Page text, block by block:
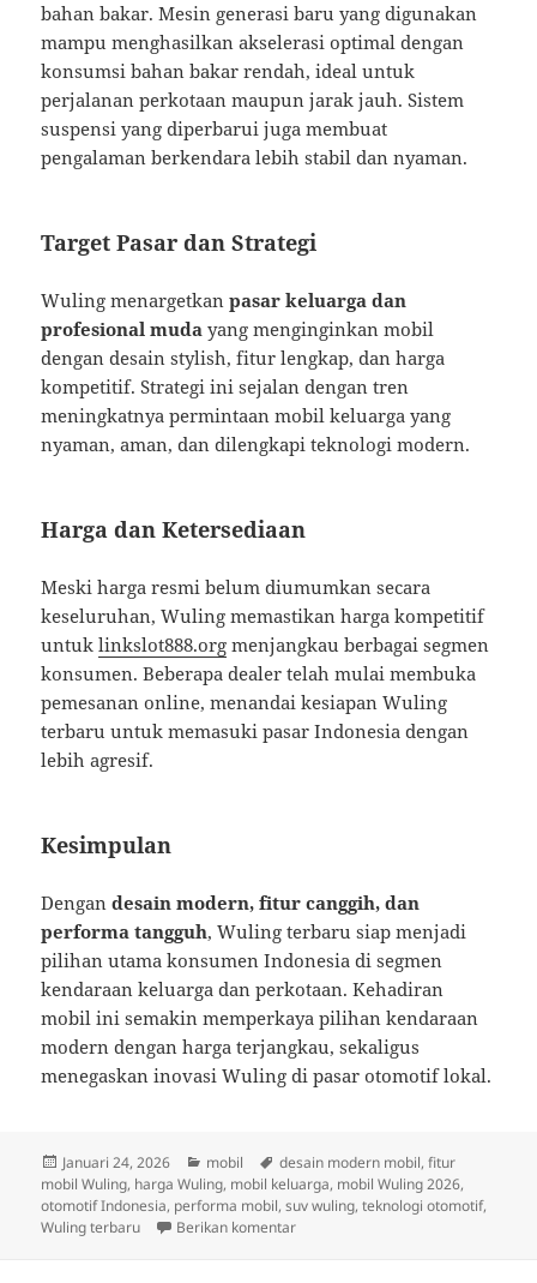
bahan bakar. Mesin generasi baru yang digunakan
mampu menghasilkan akselerasi optimal dengan
konsumsi bahan bakar rendah, ideal untuk
perjalanan perkotaan maupun jarak jauh. Sistem
suspensi yang diperbarui juga membuat
pengalaman berkendara lebih stabil dan nyaman.
Target Pasar dan Strategi
Wuling menargetkanpasar keluarga dan
profesional muda yang menginginkan mobil
dengan desain stylish, fitur lengkap, dan harga
kompetitif. Strategi ini sejalan dengan tren
meningkatnya permintaan mobil keluarga yang
nyaman, aman, dan dilengkapi teknologi modern.
Harga dan Ketersediaan
Meski harga resmi belum diumumkan secara
keseluruhan, Wuling memastikan harga kompetitif
untuklinkslot888.org menjangkau berbagai segmen
konsumen. Beberapa dealer telah mulai membuka
pemesanan online, menandai kesiapan Wuling
terbaru untuk memasuki pasar Indonesia dengan
lebih agresif.
Kesimpulan
Dengandesain modern, fitur canggih, dan
performa tangguh, Wuling terbaru siap menjadi
pilihan utama konsumen Indonesia di segmen
kendaraan keluarga dan perkotaan. Kehadiran
mobil ini semakin memperkaya pilihan kendaraan
modern dengan harga terjangkau, sekaligus
menegaskan inovasi Wuling di pasar otomotif lokal.
Diposkan
pada
Januari 24, 2026 Kategori
mobil Tag
desain modern mobil,fitur
mobil Wuling, harga Wuling, mobil keluarga, mobil Wuling 2026,
otomotif Indonesia, performa mobil,suv wuling,teknologi otomotif,
Wuling terbaru
Berikan komentaruntuk Wuling Luncurkan Model